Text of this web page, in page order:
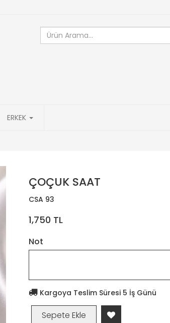
ERKEK
ÇOÇUK SAAT
CSA 93
1,750 TL
Not
Kargoya Teslim Süresi 5 İş Günü